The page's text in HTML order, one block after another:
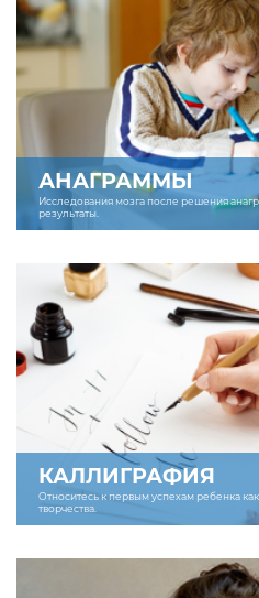
АНАГРАММЫ
Исследования мозга после решения
результаты.
КАЛЛИГРАФИЯ
Относитесь к первым успехам ребенка
творчества.